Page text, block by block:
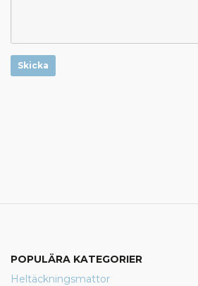
Skicka
POPULÄRA KATEGORIER
Heltäckningsmattor